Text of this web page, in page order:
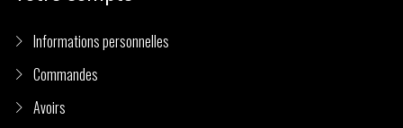
Informations personnelles
Commandes
Avoirs